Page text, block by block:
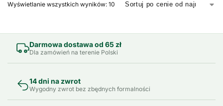
Wyświetlanie wszystkich wyników: 10
Darmowa dostawa od 65 zł
Dla zamówień na terenie Polski
14 dni na zwrot
Wygodny zwrot bez zbędnych formalności